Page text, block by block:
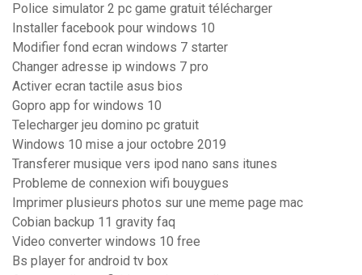
Police simulator 2 pc game gratuit télécharger
Installer facebook pour windows 10
Modifier fond ecran windows 7 starter
Changer adresse ip windows 7 pro
Activer ecran tactile asus bios
Gopro app for windows 10
Telecharger jeu domino pc gratuit
Windows 10 mise a jour octobre 2019
Transferer musique vers ipod nano sans itunes
Probleme de connexion wifi bouygues
Imprimer plusieurs photos sur une meme page mac
Cobian backup 11 gravity faq
Video converter windows 10 free
Bs player for android tv box